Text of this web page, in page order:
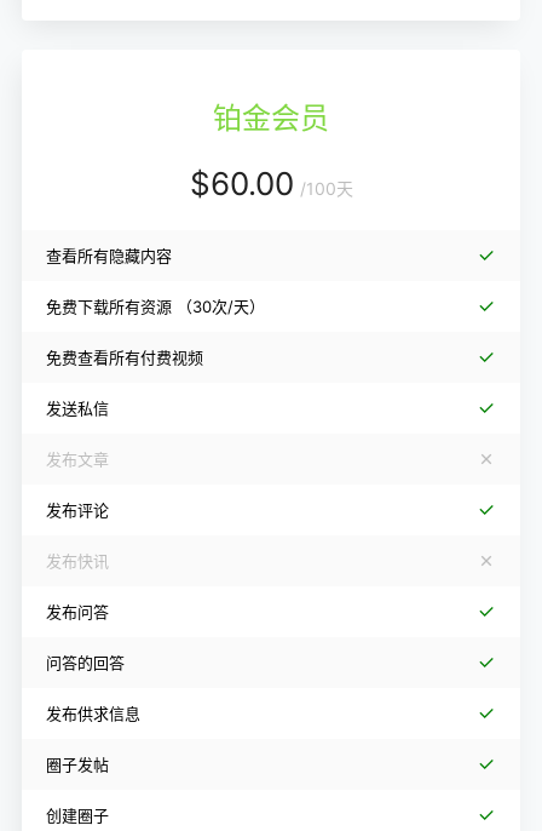
铂金会员
$60.00 /100天
查看所有隐藏内容
免费下载所有资源 （30次/天）
免费查看所有付费视频
发送私信
发布文章
发布评论
发布快讯
发布问答
问答的回答
发布供求信息
圈子发帖
创建圈子